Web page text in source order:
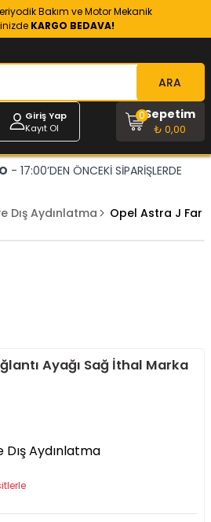
Bakım ve Motor Mekanik
KARGO BEDAVA!
ARA
Giriş Yap
Kayıt Ol
Sepetim
₺ 0,00
0
- 17:00’DEN ÖNCEKİ SİPARİŞLERDE
Dış Aydınlatma Opel Astra J Far
Ayağı Sağ İthal Marka
Aydınlatma